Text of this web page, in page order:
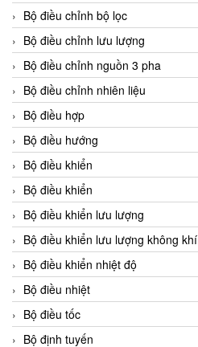
Bộ điều chỉnh bộ lọc
Bộ điều chỉnh lưu lượng
Bộ điều chỉnh nguồn 3 pha
Bộ điều chỉnh nhiên liệu
Bộ điều hợp
Bộ điều hướng
Bộ điều khiển
Bộ điều khiển
Bộ điều khiển lưu lượng
Bộ điều khiển lưu lượng không khí
Bộ điều khiển nhiệt độ
Bộ điều nhiệt
Bộ điều tốc
Bộ định tuyến